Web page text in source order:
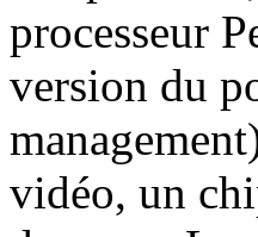
processeur
version du
vidéo, un